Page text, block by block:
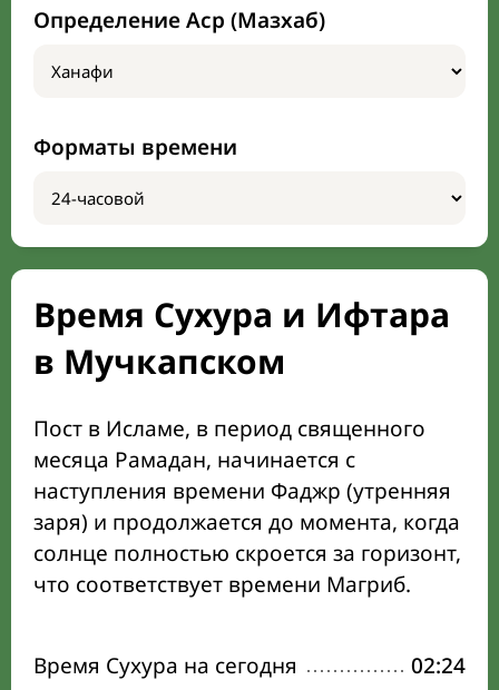
Определение Аср (Мазхаб)
Форматы времени
Время Сухура и Ифтара
в Мучкапском
Пост в Исламе, в период священного
месяца Рамадан, начинается с
наступления времени Фаджр (утренняя
заря) и продолжается до момента, когда
солнце полностью скроется за горизонт,
что соответствует времени Магриб.
Время Сухура на сегодня 02:24